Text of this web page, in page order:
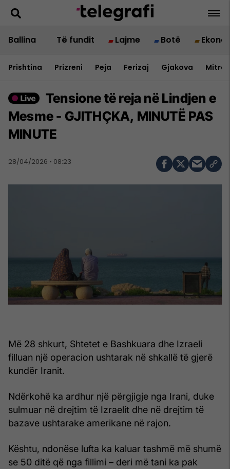
Ballina Të fundit Lajme Botë
Prishtina Prizreni Peja Ferizaj Gjakova
Tensione të reja në Lindjen e
Mesme - GJITHÇKA, MINUTË PAS
MINUTE
28/04/2026 • 08:23
Më 28 shkurt, Shtetet e Bashkuara dhe Izraeli
filluan një operacion ushtarak në shkallë të gjerë
kundër Iranit.
Ndërkohë ka ardhur një përgjigje nga Irani, duke
sulmuar në drejtim të Izraelit dhe në drejtim të
bazave ushtarake amerikane në rajon.
Kështu, ndonëse lufta ka kaluar tashmë më shumë
se 50 ditë që nga fillimi – deri më tani ka pak